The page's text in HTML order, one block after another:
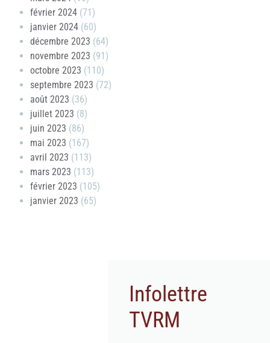
février 2024 (71)
janvier 2024 (60)
décembre 2023 (64)
novembre 2023 (91)
octobre 2023 (110)
septembre 2023 (72)
août 2023 (36)
juillet 2023 (8)
juin 2023 (86)
mai 2023 (167)
avril 2023 (113)
mars 2023 (113)
février 2023 (105)
janvier 2023 (65)
Infolettre
TVRM